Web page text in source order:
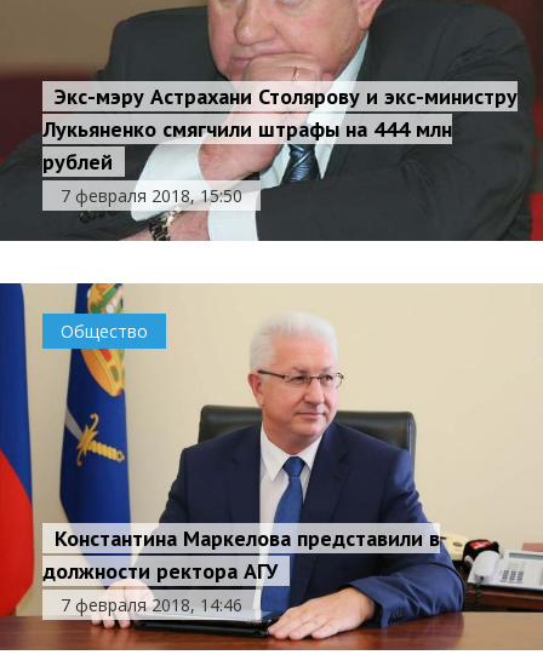
Экс-мэру Астрахани Столярову и экс-министру
Лукьяненко смягчили штрафы на 444 млн
рублей
7 февраля 2018, 15:50
Общество
Константина Маркелова представили в
должности ректора АГУ
7 февраля 2018, 14:46